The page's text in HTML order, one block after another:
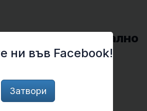
е потенциално
ни във Facebook!
Затвори